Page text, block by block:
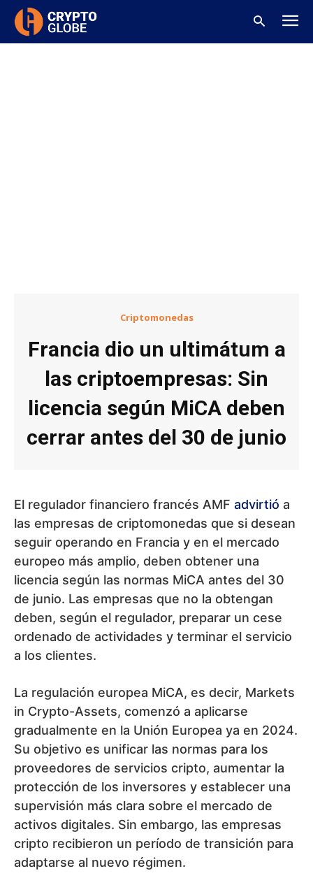
Criptomonedas
Francia dio un ultimátum a
las criptoempresas: Sin
licencia según MiCA deben
cerrar antes del 30 de junio
El regulador financiero francés AMF advirtió a
las empresas de criptomonedas que si desean
seguir operando en Francia y en el mercado
europeo más amplio, deben obtener una
licencia según las normas MiCA antes del 30
de junio. Las empresas que no la obtengan
deben, según el regulador, preparar un cese
ordenado de actividades y terminar el servicio
a los clientes.
La regulación europea MiCA, es decir, Markets
in Crypto-Assets, comenzó a aplicarse
gradualmente en la Unión Europea ya en 2024.
Su objetivo es unificar las normas para los
proveedores de servicios cripto, aumentar la
protección de los inversores y establecer una
supervisión más clara sobre el mercado de
activos digitales. Sin embargo, las empresas
cripto recibieron un período de transición para
adaptarse al nuevo régimen.